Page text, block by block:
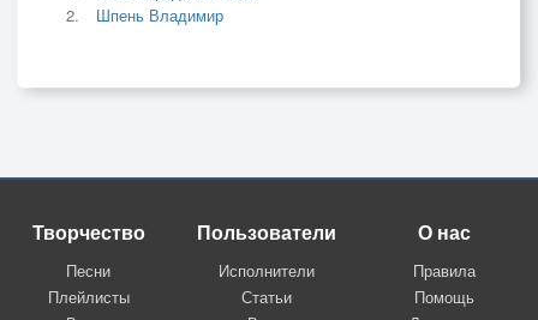
Шпень Владимир
Творчество
Песни
Плейлисты
Пользователи
Исполнители
Статьи
О нас
Правила
Помощь